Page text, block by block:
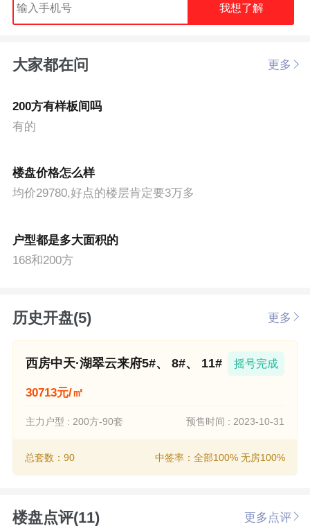
我想了解
大家都在问 更多
200方有样板间吗
有的
楼盘价格怎么样
均价29780,好点的楼层肯定要3万多
户型都是多大面积的
168和200方
历史开盘(5) 更多
西房中天·湖翠云来府5#、 8#、 11# 摇号完成
30713元/㎡
主力户型 : 200方-90套 预售时间 : 2023-10-31
总套数：90 中签率：全部100% 无房100%
楼盘点评(11) 更多点评